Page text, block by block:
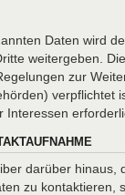
Daten wird
weitergeben.
zur
verpflichtet
Interessen
darüber hinaus,
zu kontaktieren,